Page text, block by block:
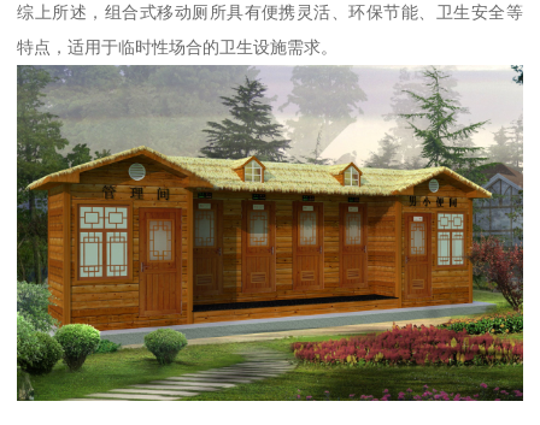
综上所述，组合式移动厕所具有便携灵活、环保节能、卫生安全等
特点，适用于临时性场合的卫生设施需求。